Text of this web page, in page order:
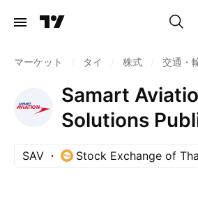
マーケット タイ 株式 交通・
Samart
Solutions
Limited
SAV Stock Exchange of